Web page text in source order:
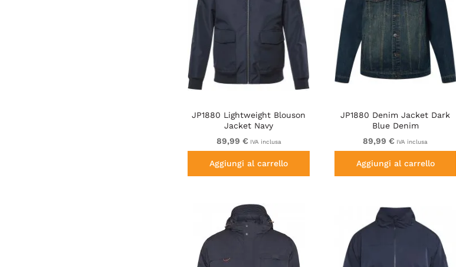
JP1880 Lightweight Blouson
Jacket Navy
89,99 € IVA inclusa
Aggiungi al carrello
JP1880 Denim Jacket Dark
Blue Denim
89,99 € IVA inclusa
Aggiungi al carrello